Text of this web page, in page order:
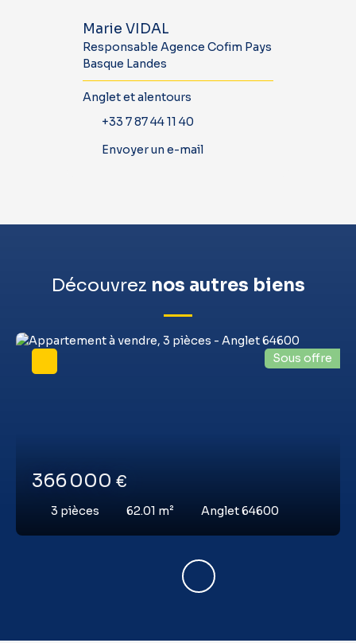
Marie VIDAL
Responsable Agence Cofim Pays
Basque Landes
Anglet et alentours
+33 7 87 44 11 40
Envoyer un e-mail
Découvrez nos autres biens
366 000 €
3 pièces 62.01 m² Anglet 64600
Sous offre